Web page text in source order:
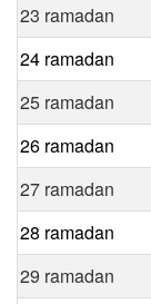
23 ramadan
24 ramadan
25 ramadan
26 ramadan
27 ramadan
28 ramadan
29 ramadan